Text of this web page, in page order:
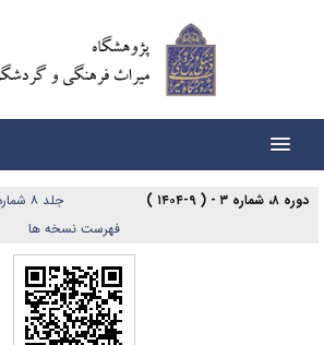
دوره ۸، شماره ۳ - ( ۹-۱۴۰۴ ) جلد ۸ شماره ۳ صفحات ۴۷-۱۶
فهرست نسخه ها